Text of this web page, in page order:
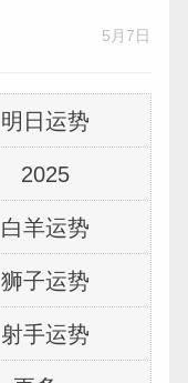
5月7日
明日运势
2025
白羊运势
狮子运势
射手运势